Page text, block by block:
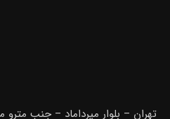
تهران – بلوار میرداماد – جنب مترو